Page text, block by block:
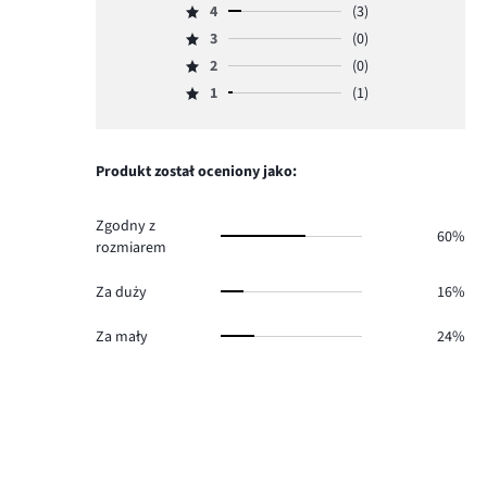
5,
ilość
głosów
Ocena
4,
ilość
głosów
4
(3)
Ocena
3,
ilość
3
(0)
Ocena
2,
0.
2
(0)
Ocena
głosów
1 (1)
Produkt został oceniony jako:
Zgodny z
rozmiarem
60%
Za duży 16%
Za mały 24%